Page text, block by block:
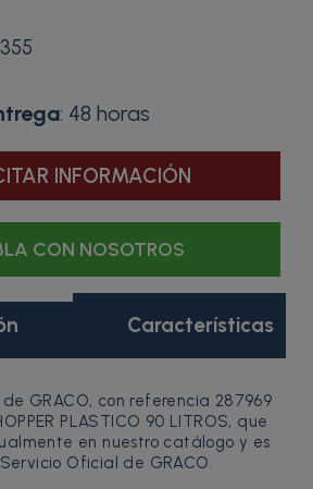
: 48 horas
INFORMACIÓN
CON NOSOTROS
Características
GRACO, con referencia 287969
PLASTICO 90 LITROS, que
en nuestro catálogo y es
Oficial de GRACO.